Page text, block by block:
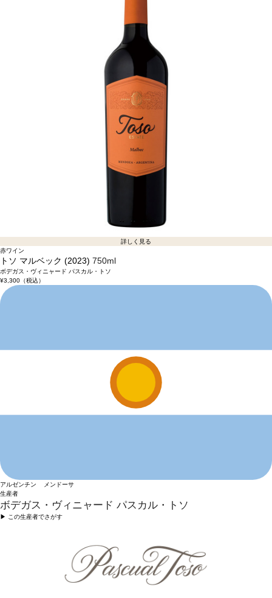
詳しく見る
赤ワイン
トソ マルベック (2023) 750ml
ボデガス・ヴィニャード パスカル・トソ
¥3,300（税込）
アルゼンチン メンドーサ
生産者
ボデガス・ヴィニャード パスカル・トソ
▶︎ この生産者でさがす